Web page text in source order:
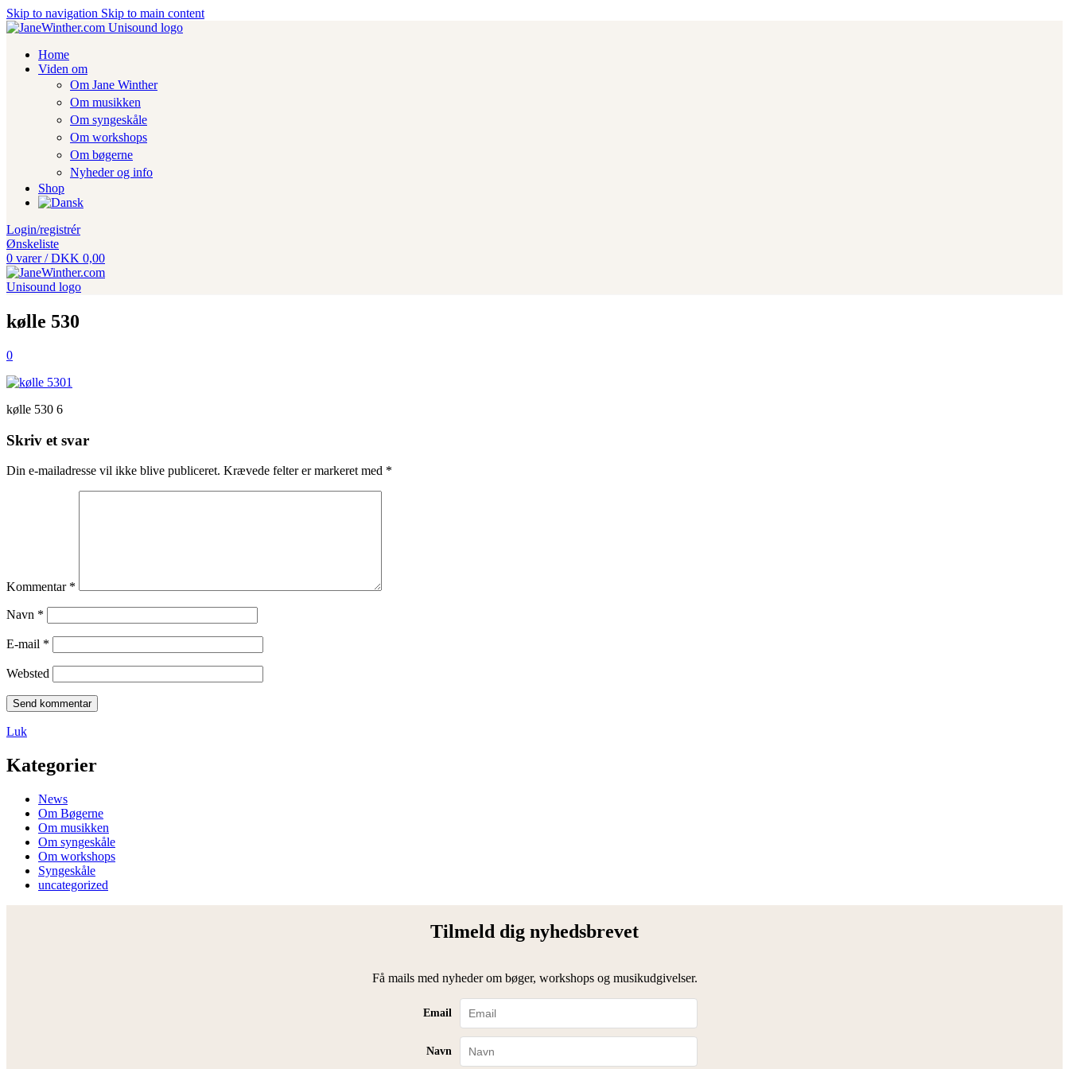
Skip to navigation Skip to main content
Home
Viden om
Om Jane Winther
Om musikken
Om syngeskåle
Om workshops
Om bøgerne
Nyheder og info
Shop
Login/registrér
Ønskeliste
0 varer / DKK 0,00
kølle 530
0
kølle 530 6
Skriv et svar
Din e-mailadresse vil ikke blive publiceret. Krævede felter er markeret med *
Kommentar *
Navn *
E-mail *
Websted
Luk
Kategorier
News
Om Bøgerne
Om musikken
Om syngeskåle
Om workshops
Syngeskåle
uncategorized
Tilmeld dig nyhedsbrevet
Få mails med nyheder om bøger, workshops og musikudgivelser.
Email
Navn